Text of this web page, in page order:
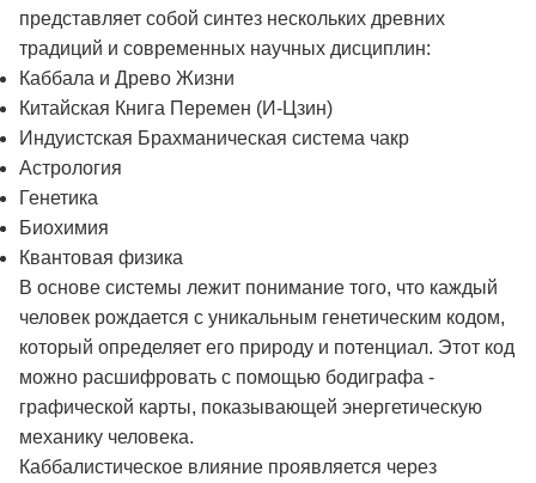
представляет собой синтез нескольких древних
традиций и современных научных дисциплин:
Каббала и Древо Жизни
Китайская Книга Перемен (И-Цзин)
Индуистская Брахманическая система чакр
Астрология
Генетика
Биохимия
Квантовая физика
В основе системы лежит понимание того, что каждый
человек рождается с уникальным генетическим кодом,
который определяет его природу и потенциал. Этот код
можно расшифровать с помощью бодиграфа -
графической карты, показывающей энергетическую
механику человека.
Каббалистическое влияние проявляется через